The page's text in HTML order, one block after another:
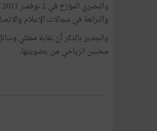
والنزاهة في مجالات الإعلام
والجدير بالذكر أنّ نقابة ممثلي
محسن الرياحي من عضويتها.